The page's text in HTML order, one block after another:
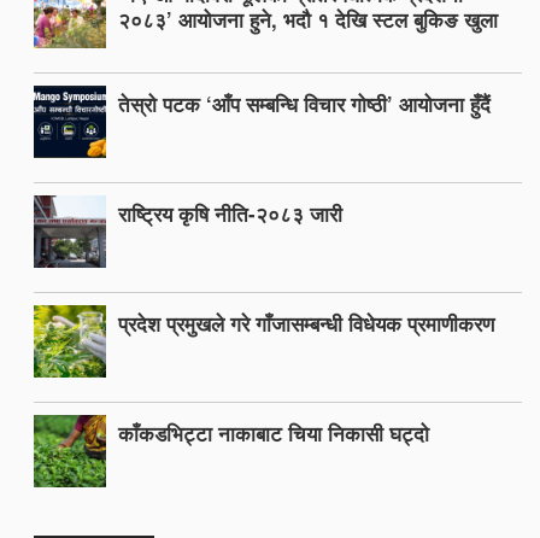
२०८३’ आयोजना हुने, भदौ १ देखि स्टल बुकिङ खुला
तेस्रो पटक ‘आँप सम्बन्धि विचार गोष्ठी’ आयोजना हुँदैं
राष्ट्रिय कृषि नीति-२०८३ जारी
प्रदेश प्रमुखले गरे गाँजासम्बन्धी विधेयक प्रमाणीकरण
काँकडभिट्टा नाकाबाट चिया निकासी घट्दो